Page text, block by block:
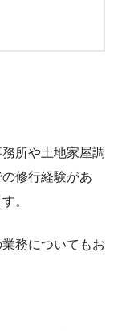
所や土地家屋調
修行経験があ
。
務についてもお